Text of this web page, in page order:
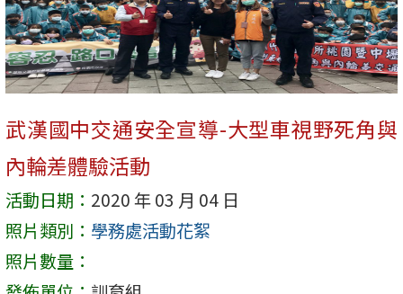
武漢國中交通安全宣導-大型車視野死角與
內輪差體驗活動
活動日期： 2020 年 03 月 04 日
照片類別： 學務處活動花絮
照片數量：